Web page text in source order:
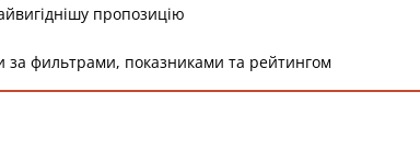
пропозицію
фильтрами, показниками та рейтингом